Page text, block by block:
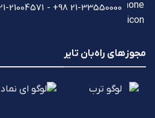
مجوزهای راه‌بان تایر